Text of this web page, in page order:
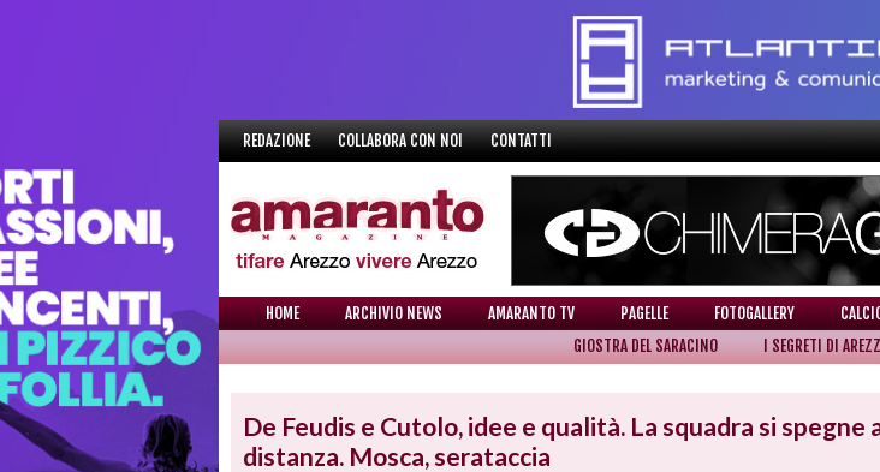
REDAZIONE COLLABORA CON NOI CONTATTI
HOME ARCHIVIO NEWS AMARANTO TV PAGELLE FOTOGALLERY
GIOSTRA DEL SARACINO
I SEGRETI DI
De Feudis e Cutolo, idee e qualità. La squadra si spegne
distanza. Mosca, serataccia